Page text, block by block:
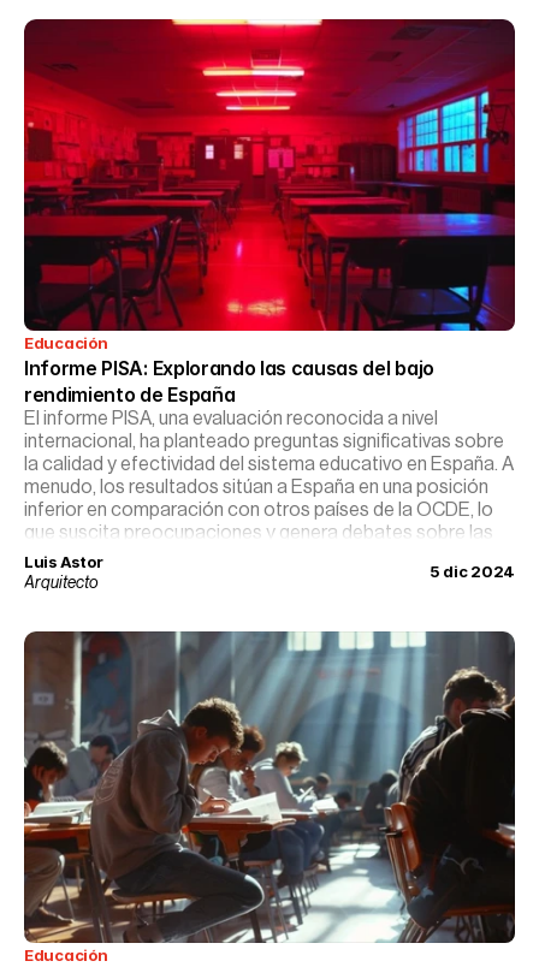
estudiado por educadores y políticos de todo el mundo.
Educación
Informe PISA: Explorando las causas del bajo
rendimiento de España
El informe PISA, una evaluación reconocida a nivel
internacional, ha planteado preguntas significativas sobre
la calidad y efectividad del sistema educativo en España. A
menudo, los resultados sitúan a España en una posición
inferior en comparación con otros países de la OCDE, lo
que suscita preocupaciones y genera debates sobre las
causas subyacentes y las estrategias de mejora. Este
análisis profundiza en la naturaleza del informe PISA,
educativo en el país.
Luis Astor
Arquitecto
5 dic 2024
Educación